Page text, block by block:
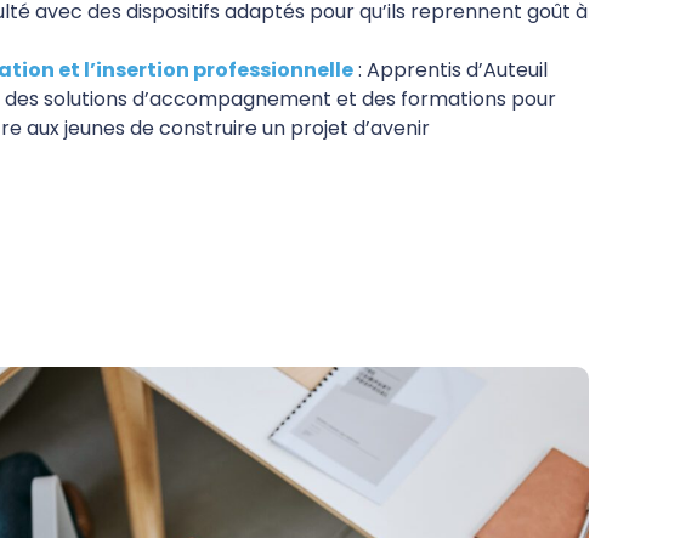
avec des dispositifs adaptés pour qu’ils reprennent goût à
et l’insertion professionnelle: Apprentis d’Auteuil
solutions d’accompagnement et des formations pour
aux jeunes de construire un projet d’avenir